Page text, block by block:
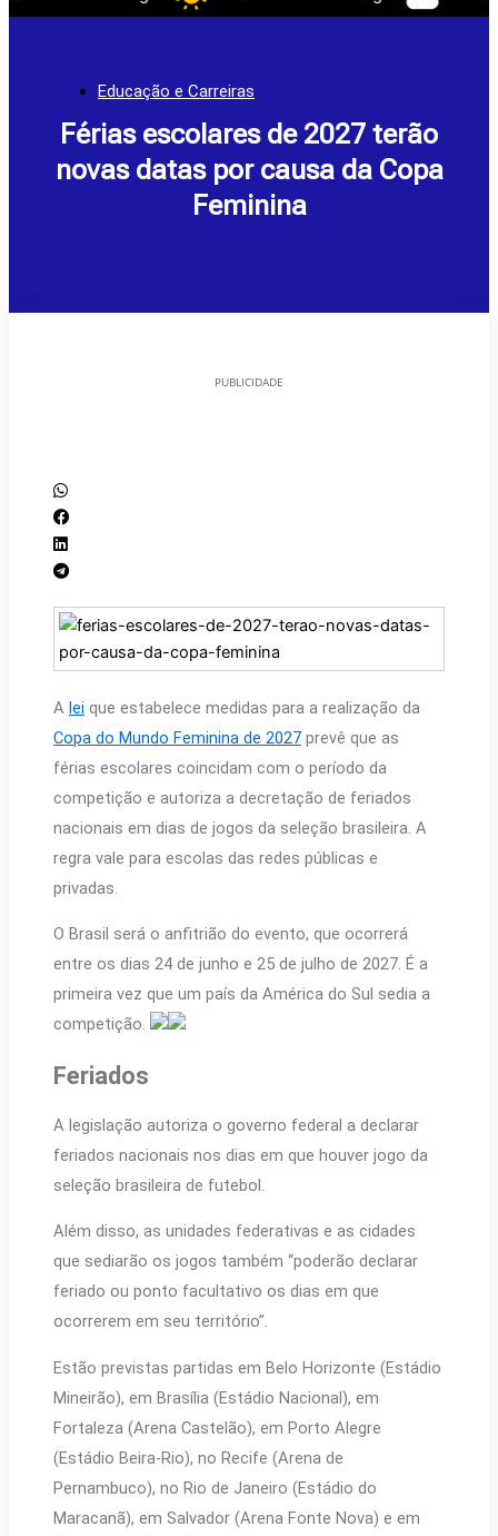
Educação e Carreiras
Férias escolares de 2027 terão
novas datas por causa da Copa
Feminina
PUBLICIDADE
A lei que estabelece medidas para a realização da
Copa do Mundo Feminina de 2027 prevê que as
férias escolares coincidam com o período da
competição e autoriza a decretação de feriados
nacionais em dias de jogos da seleção brasileira. A
regra vale para escolas das redes públicas e
privadas.
O Brasil será o anfitrião do evento, que ocorrerá
entre os dias 24 de junho e 25 de julho de 2027. É a
primeira vez que um país da América do Sul sedia a
competição.
Feriados
A legislação autoriza o governo federal a declarar
feriados nacionais nos dias em que houver jogo da
seleção brasileira de futebol.
Além disso, as unidades federativas e as cidades
que sediarão os jogos também “poderão declarar
feriado ou ponto facultativo os dias em que
ocorrerem em seu território”.
Estão previstas partidas em Belo Horizonte (Estádio
Mineirão), em Brasília (Estádio Nacional), em
Fortaleza (Arena Castelão), em Porto Alegre
(Estádio Beira-Rio), no Recife (Arena de
Pernambuco), no Rio de Janeiro (Estádio do
Maracanã), em Salvador (Arena Fonte Nova) e em